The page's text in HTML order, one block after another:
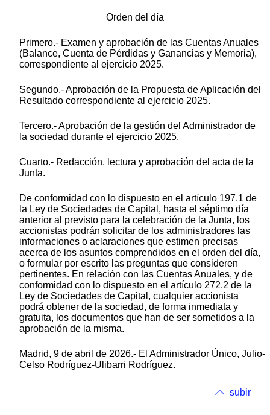
Orden del día
Primero.- Examen y aprobación de las Cuentas Anuales
(Balance, Cuenta de Pérdidas y Ganancias y Memoria),
correspondiente al ejercicio 2025.
Segundo.- Aprobación de la Propuesta de Aplicación del
Resultado correspondiente al ejercicio 2025.
Tercero.- Aprobación de la gestión del Administrador de
la sociedad durante el ejercicio 2025.
Cuarto.- Redacción, lectura y aprobación del acta de la
Junta.
De conformidad con lo dispuesto en el artículo 197.1 de
la Ley de Sociedades de Capital, hasta el séptimo día
anterior al previsto para la celebración de la Junta, los
accionistas podrán solicitar de los administradores las
informaciones o aclaraciones que estimen precisas
acerca de los asuntos comprendidos en el orden del día,
o formular por escrito las preguntas que consideren
pertinentes. En relación con las Cuentas Anuales, y de
conformidad con lo dispuesto en el artículo 272.2 de la
Ley de Sociedades de Capital, cualquier accionista
podrá obtener de la sociedad, de forma inmediata y
gratuita, los documentos que han de ser sometidos a la
aprobación de la misma.
Madrid, 9 de abril de 2026.- El Administrador Único, Julio-
Celso Rodríguez-Ulibarri Rodríguez.
subir